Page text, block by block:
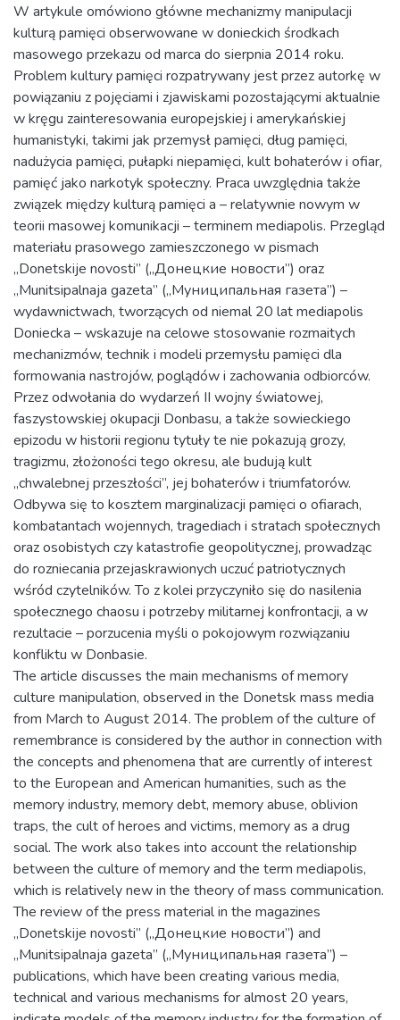
W artykule omówiono główne mechanizmy manipulacji
kulturą pamięci obserwowane w donieckich środkach
masowego przekazu od marca do sierpnia 2014 roku.
Problem kultury pamięci rozpatrywany jest przez autorkę w
powiązaniu z pojęciami i zjawiskami pozostającymi aktualnie
w kręgu zainteresowania europejskiej i amerykańskiej
humanistyki, takimi jak przemysł pamięci, dług pamięci,
nadużycia pamięci, pułapki niepamięci, kult bohaterów i ofiar,
pamięć jako narkotyk społeczny. Praca uwzględnia także
związek między kulturą pamięci a – relatywnie nowym w
teorii masowej komunikacji – terminem mediapolis. Przegląd
materiału prasowego zamieszczonego w pismach
„Donetskije novosti” („Донецкие новости”) oraz
„Munitsipalnaja gazeta” („Муниципальная газета”) –
wydawnictwach, tworzących od niemal 20 lat mediapolis
Doniecka – wskazuje na celowe stosowanie rozmaitych
mechanizmów, technik i modeli przemysłu pamięci dla
formowania nastrojów, poglądów i zachowania odbiorców.
Przez odwołania do wydarzeń II wojny światowej,
faszystowskiej okupacji Donbasu, a także sowieckiego
epizodu w historii regionu tytuły te nie pokazują grozy,
tragizmu, złożoności tego okresu, ale budują kult
„chwalebnej przeszłości”, jej bohaterów i triumfatorów.
Odbywa się to kosztem marginalizacji pamięci o ofiarach,
kombatantach wojennych, tragediach i stratach społecznych
oraz osobistych czy katastrofie geopolitycznej, prowadząc
do rozniecania przejaskrawionych uczuć patriotycznych
wśród czytelników. To z kolei przyczyniło się do nasilenia
społecznego chaosu i potrzeby militarnej konfrontacji, a w
rezultacie – porzucenia myśli o pokojowym rozwiązaniu
konfliktu w Donbasie.
The article discusses the main mechanisms of memory
culture manipulation, observed in the Donetsk mass media
from March to August 2014. The problem of the culture of
remembrance is considered by the author in connection with
the concepts and phenomena that are currently of interest
to the European and American humanities, such as the
memory industry, memory debt, memory abuse, oblivion
traps, the cult of heroes and victims, memory as a drug
social. The work also takes into account the relationship
between the culture of memory and the term mediapolis,
which is relatively new in the theory of mass communication.
The review of the press material in the magazines
„Donetskije novosti” („Донецкие новости”) and
„Munitsipalnaja gazeta” („Муниципальная газета”) –
publications, which have been creating various media,
technical and various mechanisms for almost 20 years,